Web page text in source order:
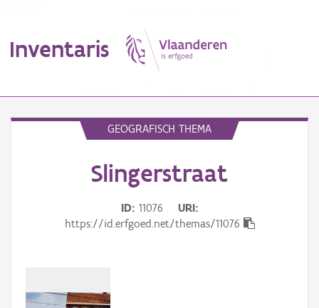
Inventaris
Gebeurtenis
GEOGRAFISCH THEMA
Slingerstraat
ID 11076
URI
https://id.erfgoed.net/themas/11076